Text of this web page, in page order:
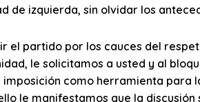
de izquierda, sin olvidar los
el partido por los cauces del
le solicitamos a usted y al
como herramienta para
le manifestamos que la